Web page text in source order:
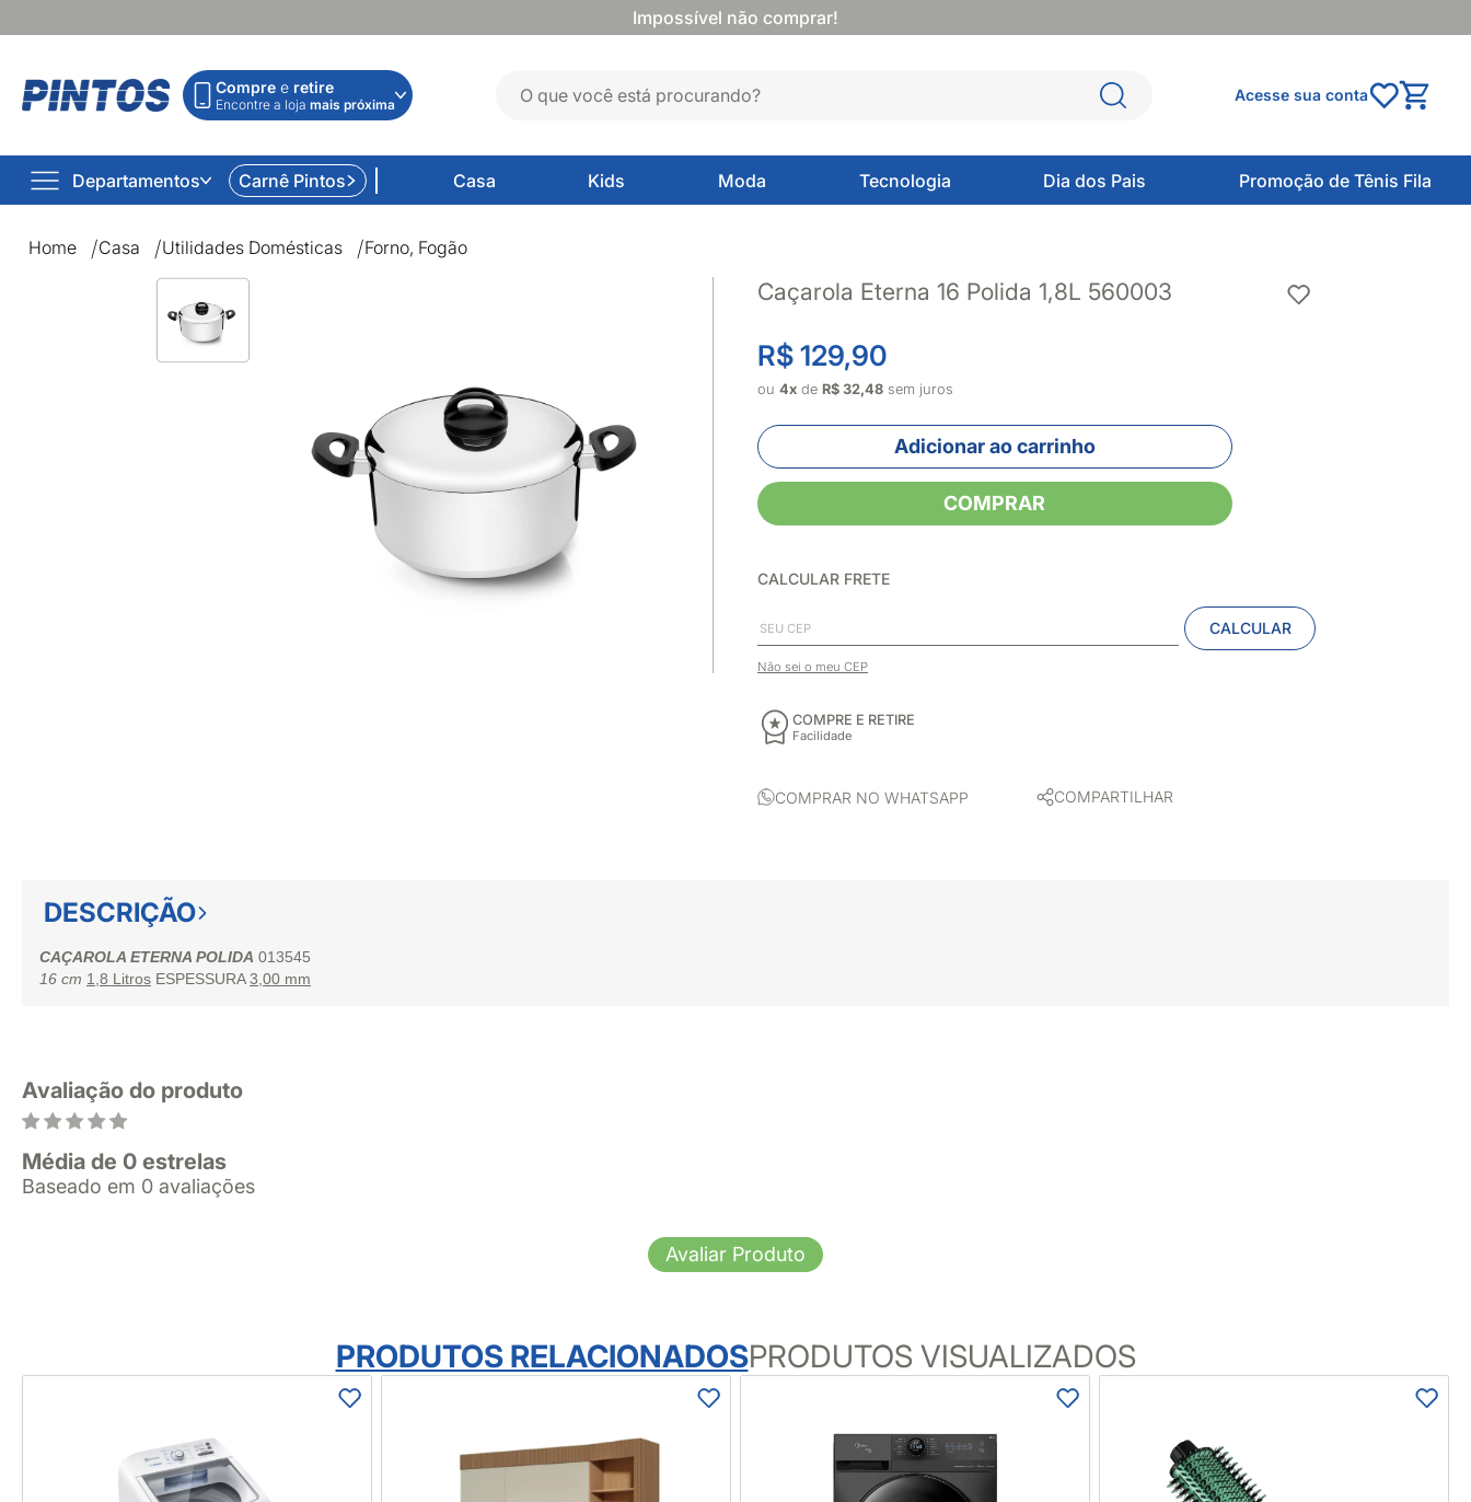
Impossível não comprar!
Compre e retire
Encontre a loja mais próxima
Acesse sua conta
Departamentos Carnê Pintos Casa Kids Moda Tecnologia Dia dos Pais Promoção de Tênis Fila
Home Casa Utilidades Domésticas Forno, Fogão
Caçarola Eterna 16 Polida 1,8L 560003
R$ 129,90
ou 4x de R$ 32,48 sem juros
Adicionar ao carrinho
COMPRAR
CALCULAR FRETE
CALCULAR
Não sei o meu CEP
COMPRE E RETIRE
Facilidade
COMPRAR NO WHATSAPP COMPARTILHAR
DESCRIÇÃO
CAÇAROLA ETERNA POLIDA 013545
16 cm 1,8 Litros ESPESSURA3,00 mm
Avaliação do produto
Média de 0 estrelas
Baseado em 0 avaliações
Avaliar Produto
PRODUTOS RELACIONADOSPRODUTOS VISUALIZADOS